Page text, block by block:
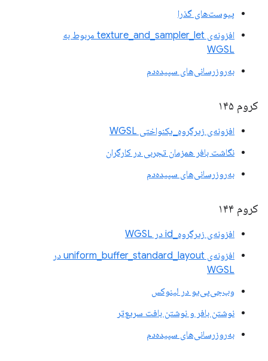
پیوست‌های گذرا
افزونه‌ی texture_and_sampler_let مربوط به
WGSL
به‌روزرسانی‌های سپیده‌دم
کروم ۱۴۵
افزونه‌ی زیرگروه_یکنواختی WGSL
نگاشت بافر همزمان تجربی در کارگران
به‌روزرسانی‌های سپیده‌دم
کروم ۱۴۴
افزونه‌ی زیرگروه_id در WGSL
افزونه‌ی uniform_buffer_standard_layout در
WGSL
وب‌جی‌پی‌یو در لینوکس
نوشتن بافر و نوشتن بافت سریع‌تر
به‌روزرسانی‌های سپیده‌دم